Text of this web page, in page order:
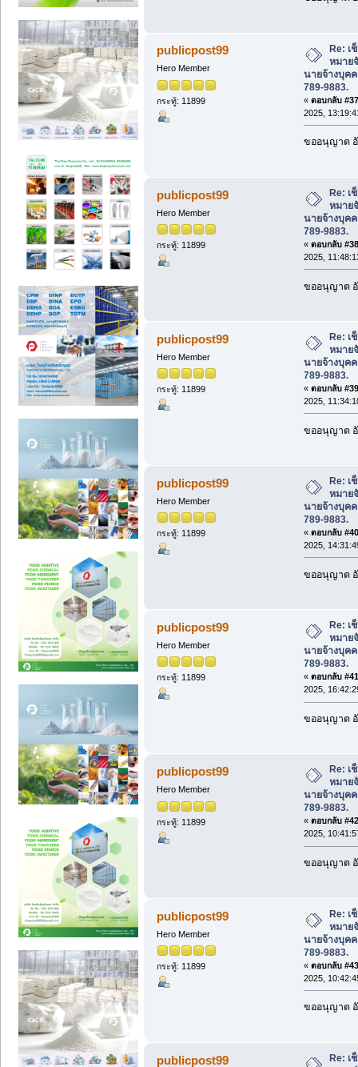
publicpost99
Hero Member
กระทู้: 11899
Re: เ
หมาย
นายจ้างบุค
789-9883.
« ตอบกลับ
2025,
ขออนุญาต
publicpost99
Hero Member
กระทู้: 11899
Re: เ
หมาย
นายจ้างบุค
789-9883.
« ตอบกลับ
2025,
ขออนุญาต
publicpost99
Hero Member
กระทู้: 11899
Re: เ
หมาย
นายจ้างบุค
789-9883.
« ตอบกลับ
2025,
ขออนุญาต
publicpost99
Hero Member
กระทู้: 11899
Re: เ
หมาย
นายจ้างบุค
789-9883.
« ตอบกลับ
2025,
ขออนุญาต
publicpost99
Hero Member
กระทู้: 11899
Re: เ
หมาย
นายจ้างบุค
789-9883.
« ตอบกลับ
2025,
ขออนุญาต
publicpost99
Hero Member
กระทู้: 11899
Re: เ
หมาย
นายจ้างบุค
789-9883.
« ตอบกลับ
2025,
ขออนุญาต
publicpost99
Hero Member
กระทู้: 11899
Re: เ
หมาย
นายจ้างบุค
789-9883.
« ตอบกลับ
2025,
ขออนุญาต
publicpost99
Re: เ